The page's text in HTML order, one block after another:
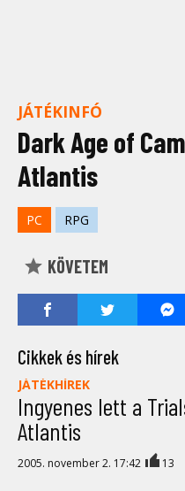
JÁTÉKINFÓ
Dark Age of
Atlantis
PC RPG
KÖVETEM
Cikkek és hírek
JÁTÉKHÍREK
Ingyenes lett a
Atlantis
2005. november 2. 17:42 13